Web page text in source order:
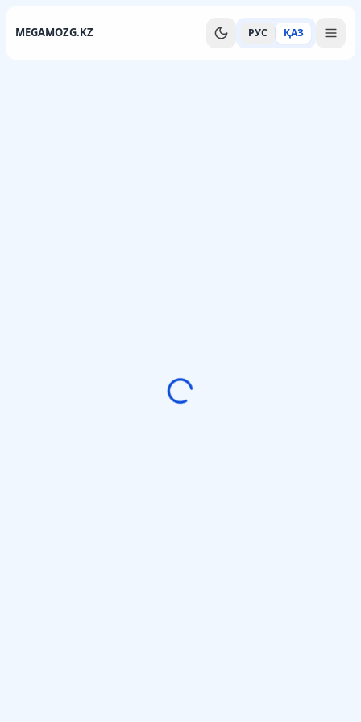
MEGAMOZG.KZ РУС ҚАЗ